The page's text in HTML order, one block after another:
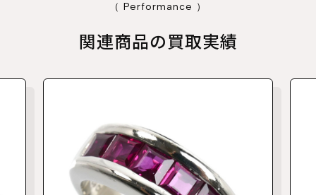
（ Performance ）
関連商品の買取実績